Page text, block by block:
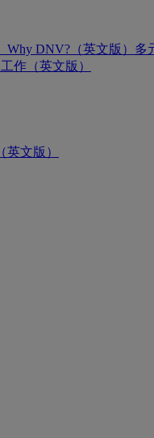
Why DNV?（英文版） 多
作（英文版）
文版）